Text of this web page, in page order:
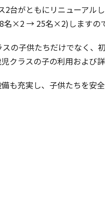
台がともにリニューアルし
名×2 → 25名×2)しますの
の子供たちだけでなく、
クラスの子の利用および
も充実し、子供たちを安全